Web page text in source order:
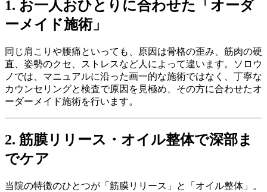
1. お一人おひとりに合わせた「オーダ
ーメイド施術」
同じ肩こりや腰痛といっても、原因は骨格の歪み、筋肉の硬
直、姿勢のクセ、ストレスなど人によって違います。ソロウ
ノでは、マニュアルに沿った画一的な施術ではなく、丁寧な
カウンセリングと検査で原因を見極め、その方に合わせたオ
ーダーメイド施術を行います。
2. 筋膜リリース・オイル整体で深部ま
でケア
当院の特徴のひとつが「筋膜リリース」と「オイル整体」。